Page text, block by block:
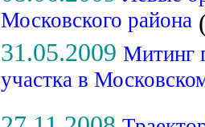
Московского района
31.05.2009 Митинг
участка в